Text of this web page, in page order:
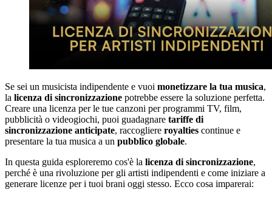
Se sei un musicista indipendente e vuoi monetizzare la tua musica,
la licenza di sincronizzazione potrebbe essere la soluzione perfetta.
Creare una licenza per le tue canzoni per programmi TV, film,
pubblicità o videogiochi, puoi guadagnare tariffe di
sincronizzazione anticipate, raccogliere royalties continue e
presentare la tua musica a un pubblico globale.
In questa guida esploreremo cos'è la licenza di sincronizzazione,
perché è una rivoluzione per gli artisti indipendenti e come iniziare a
generare licenze per i tuoi brani oggi stesso. Ecco cosa imparerai: